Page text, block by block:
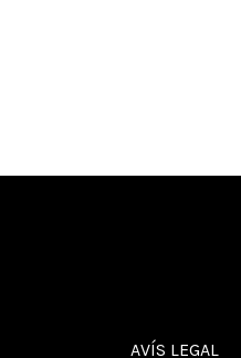
AVÍS LEGAL